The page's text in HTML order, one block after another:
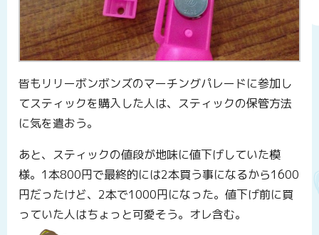
皆もリリーボンボンズのマーチングパレードに参加し
てスティックを購入した人は、スティックの保管方法
に気を遣おう。
あと、スティックの値段が地味に値下げしていた模
様。1本800円で最終的には2本買う事になるから1600
円だったけど、2本で1000円になった。値下げ前に買
っていた人はちょっと可愛そう。オレ含む。